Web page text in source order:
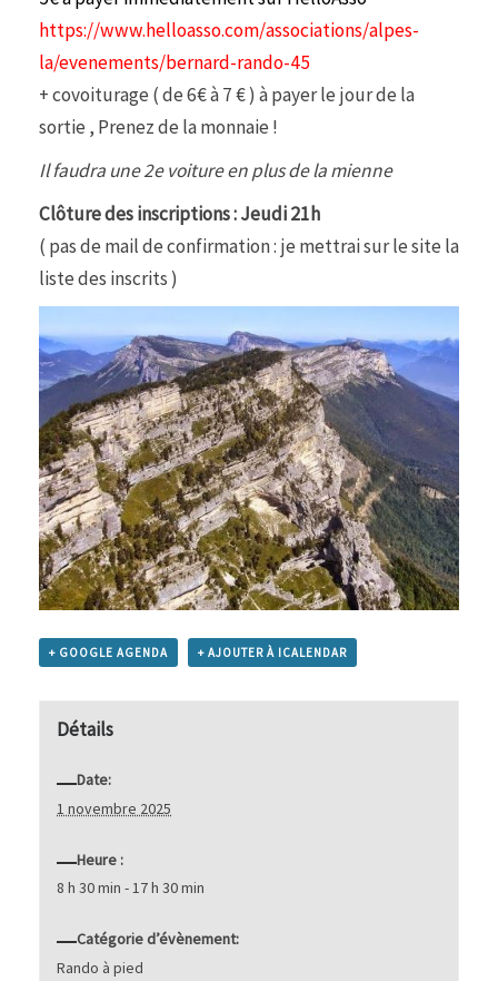
https://www.helloasso.com/associations/alpes-
la/evenements/bernard-rando-45
+ covoiturage ( de 6€ à 7 € ) à payer le jour de la
sortie , Prenez de la monnaie !
Il faudra une 2e voiture en plus de la mienne
Clôture des inscriptions : Jeudi 21h
( pas de mail de confirmation : je mettrai sur le site la
liste des inscrits )
+ GOOGLE AGENDA + AJOUTER À ICALENDAR
Détails
Date:
1 novembre 2025
Heure :
8 h 30 min - 17 h 30 min
Catégorie d’évènement:
Rando à pied